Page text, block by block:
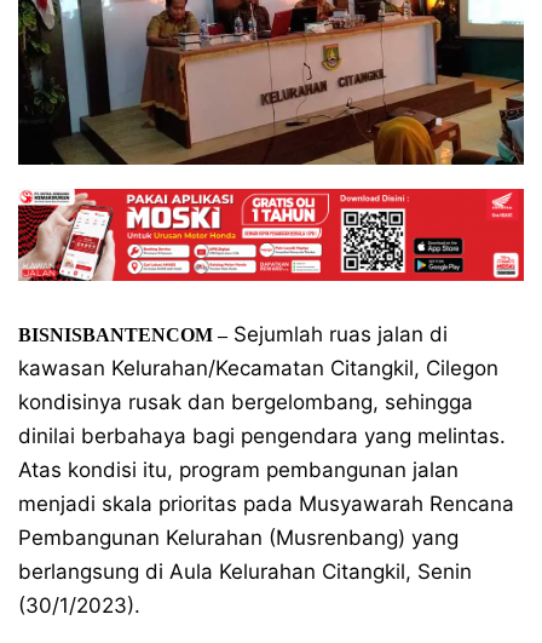
BISNISBANTENCOM –Sejumlah ruas jalan di
kawasan Kelurahan/Kecamatan Citangkil, Cilegon
kondisinya rusak dan bergelombang, sehingga
dinilai berbahaya bagi pengendara yang melintas.
Atas kondisi itu, program pembangunan jalan
menjadi skala prioritas pada Musyawarah Rencana
Pembangunan Kelurahan (Musrenbang) yang
berlangsung di Aula Kelurahan Citangkil, Senin
(30/1/2023).